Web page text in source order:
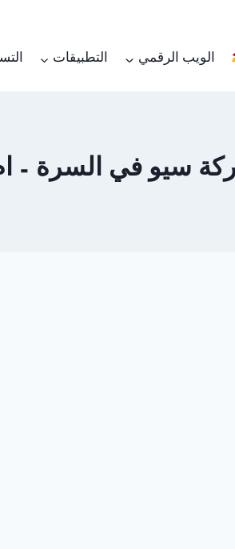
الويب الرقمي التطبيقات
سيو في السرة –